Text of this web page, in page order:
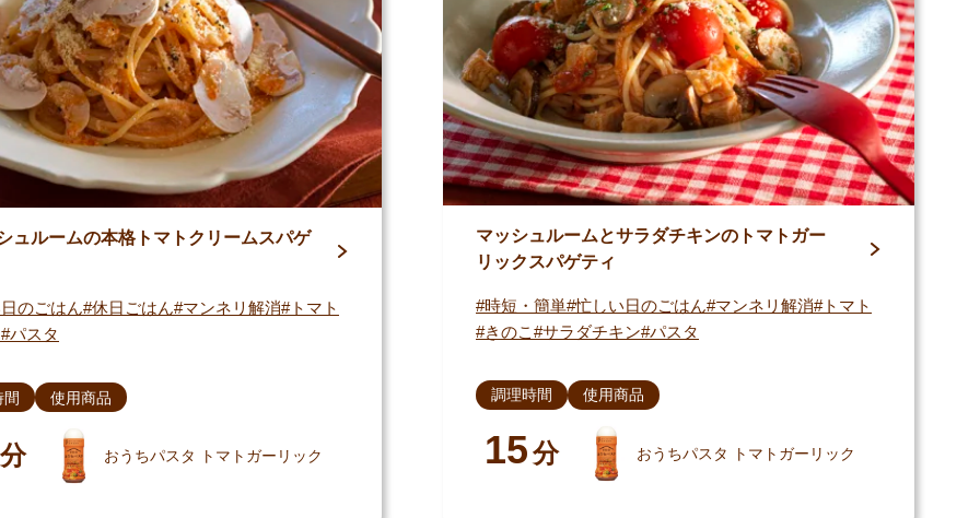
ュルームの本格トマトクリームスパゲ
のごはん 休日ごはん マンネリ解消 トマト
パスタ
間
分
使用商品
おうちパスタ トマトガーリック
マッシュルームとサラダチキンのトマトガー
リックスパゲティ
時短・簡単 忙しい日のごはん マンネリ解消 トマト
きのこ
サラダチキン パスタ
調理時間
15分
使用商品
おうちパスタ トマトガーリック